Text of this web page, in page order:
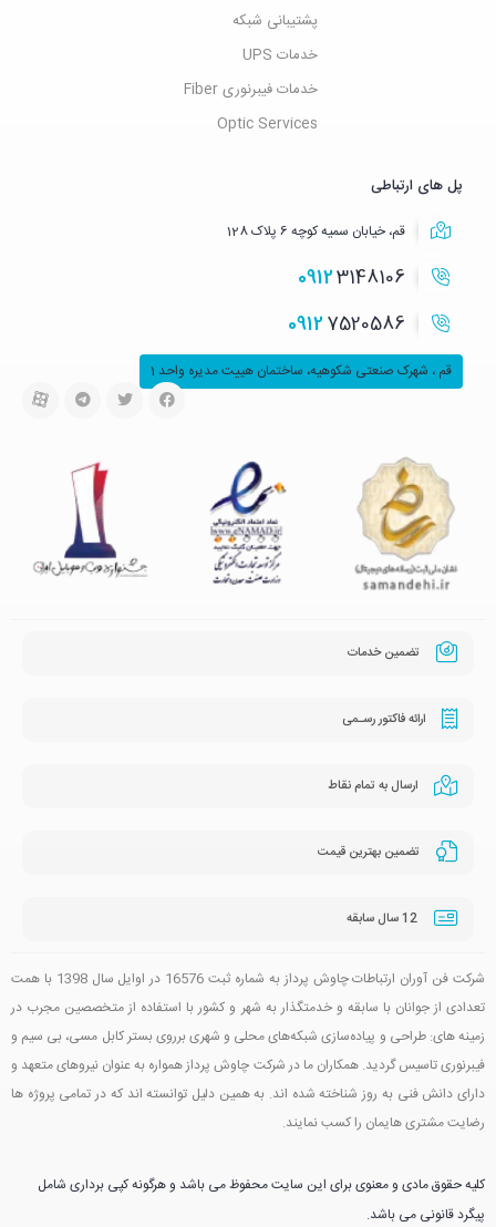
پشتیبانی شبکه
خدمات UPS
خدمات فیبرنوری Fiber
Optic Services
پل های ارتباطی
قم، خیابان سمیه کوچه 6 پلاک 128
09123148106
09127520586
قم ، شهرک صنعتی شکوهیه، ساختمان هییت مدیره واحد 1
تضمین خدمات
ارائه فاکتور رسـمی
ارسال به تمام نقاط
تضمین بهترین قیمت
12 سال سابقه
شرکت فن آوران ارتباطات چاوش پرداز به شماره ثبت 16576 در اوایل سال 1398 با همت
تعدادی از جوانان با سابقه و خدمتگذار به شهر و کشور با استفاده از متخصصین مجرب در
زمینه های: طراحی و پیاده‌سازی شبکه‌های محلی و شهری برروی بستر کابل مسی، بی سیم و
فیبرنوری تاسیس گردید. همکاران ما در شرکت چاوش پرداز همواره به عنوان نیروهای متعهد و
دارای دانش فنی به روز شناخته شده اند. به همین دلیل توانسته اند که در تمامی پروژه ها
رضایت مشتری هایمان را کسب نمایند.
کلیه حقوق مادی و معنوی برای این سایت محفوظ می باشد و هرگونه کپی برداری شامل
پیگرد قانونی می باشد.